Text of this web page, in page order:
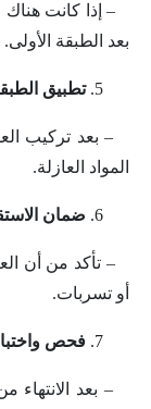
– إذا كانت هناك
بعد الطبقة الأولى.
تطبيق
– بعد تركيب
المواد العازلة.
ضمان
– تأكد من أن
أو تسربات.
فحص
– بعد